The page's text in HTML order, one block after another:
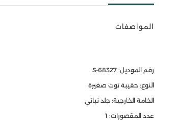
المواصفات
رقم الموديل: S-68327
النوع: حقيبة توت صغيرة
الخامة الخارجية: جلد نباتي
عدد المقصورات: 1